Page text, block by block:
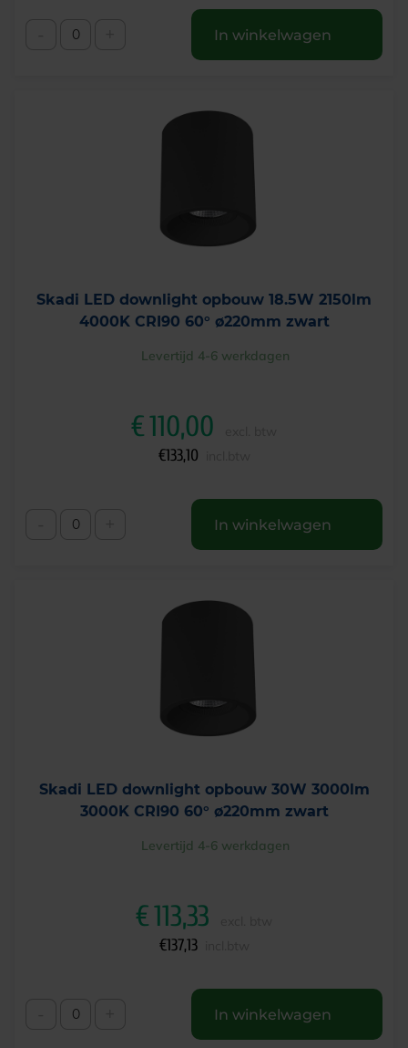
In winkelwagen
Skadi LED downlight opbouw 18.5W 2150lm
4000K CRI90 60° ø220mm zwart
Levertijd 4-6 werkdagen
€110,00
€133,10
In winkelwagen
Skadi LED downlight opbouw 30W 3000lm
3000K CRI90 60° ø220mm zwart
Levertijd 4-6 werkdagen
€113,33
€137,13
In winkelwagen